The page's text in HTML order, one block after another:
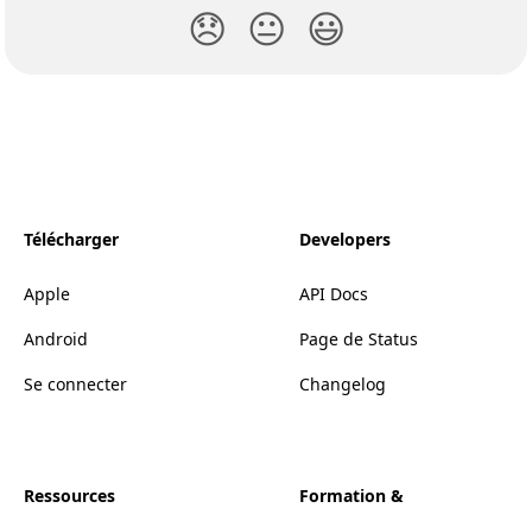
😞 😐 😃
Télécharger
Apple
Android
Se connecter
Developers
API Docs
Page de Status
Changelog
Ressources
Formation &